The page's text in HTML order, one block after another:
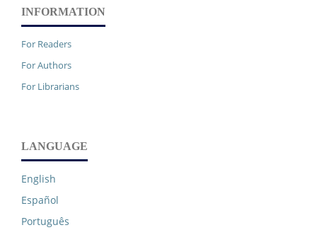
INFORMATION
For Readers
For Authors
For Librarians
LANGUAGE
English
Español
Português